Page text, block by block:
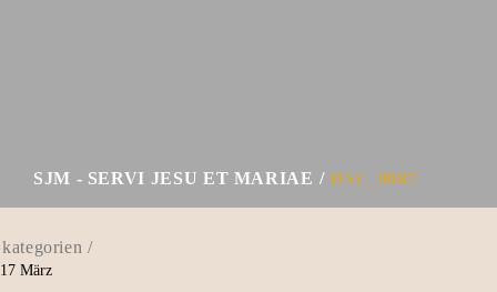
SJM - SERVI JESU ET MARIAE DSC_0087
17 März